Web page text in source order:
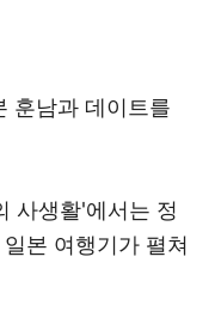
훈남과 데이트를
사생활'에서는 정
본 여행기가 펼쳐